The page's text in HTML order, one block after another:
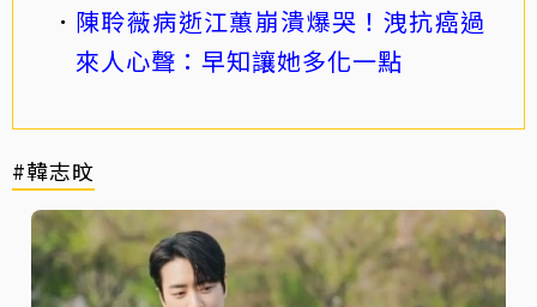
陳聆薇病逝江蕙崩潰爆哭！洩抗癌過
來人心聲：早知讓她多化一點
#韓志旼